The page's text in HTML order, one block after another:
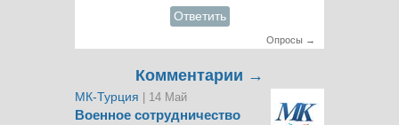
Ответить
Опросы →
Комментарии →
МК-Турция | 14 Май
Военное сотрудничество